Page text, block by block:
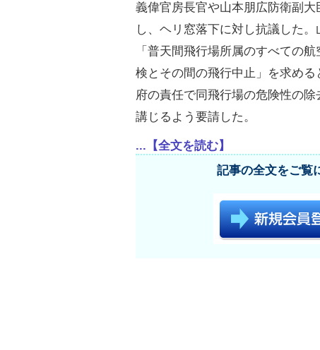
義偉官房長官や山本朋広防衛副大
し、ヘリ窓落下に対し抗議した。
「普天間飛行場所属のすべての
検とその間の飛行中止」を求める
府の責任で同飛行場の危険性の除
講じるよう要請した。
...【全文を読む】
記事の全文をご覧